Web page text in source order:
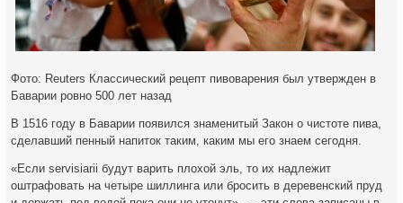
Фото: Reuters Классический рецепт пивоварения был утвержден в
Баварии ровно 500 лет назад
В 1516 году в Баварии появился знаменитый Закон о чистоте пива,
сделавший пенный напиток таким, каким мы его знаем сегодня.
«Если servisiarii будут варить плохой эль, то их надлежит
оштрафовать на четыре шиллинга или бросить в деревенский пруд